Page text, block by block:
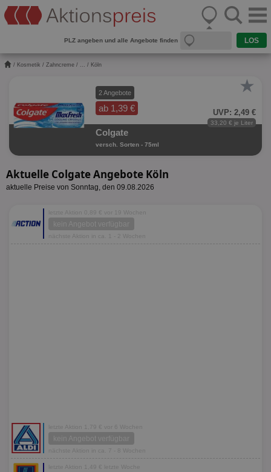
PLZ angeben und alle Angebote finden
/ Kosmetik / Zahncreme / ... / Köln
2 Angebote
ab 1,39 €
★
UVP: 2,49 €
33,20 € je Liter
Colgate
versch. Sorten - 75ml
Aktuelle Colgate Angebote Köln
aktuelle Preise von Sonntag, den 09.08.2026
letzte Aktion 0,89 € vor 19 Wochen
kein Angebot verfügbar
nächste Aktion in ca. 1 - 2 Wochen
letzte Aktion 1,79 € vor 6 Wochen
kein Angebot verfügbar
nächste Aktion in ca. 7 - 8 Wochen
letzte Aktion 1,49 € letzte Woche